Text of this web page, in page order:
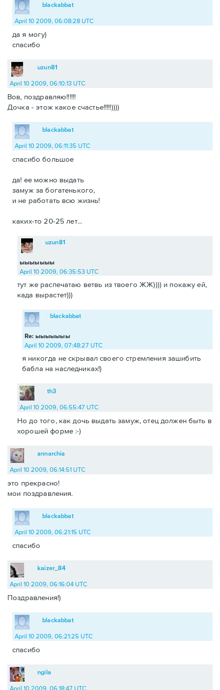
blackabbat
April 10 2009, 06:08:28 UTC
да я могу)
спасибо
uzun81
April 10 2009, 06:10:13 UTC
Вов, поздравляю!!!!!!
Дочка - этож какое счастье!!!!!))))
blackabbat
April 10 2009, 06:11:35 UTC
спасибо большое
да! ее можно выдать
замуж за богатенького,
и не работать всю жизнь!
каких-то 20-25 лет...
ыыыыыыы
uzun81
April 10 2009, 06:35:53 UTC
тут же распечатаю ветвь из твоего ЖЖ)))) и покажу ей,
када вырастет)))
Re: ыыыыыыы
blackabbat
April 10 2009, 07:48:27 UTC
я никогда не скрывал своего стремления зашибить
бабла на наследниках!)
th3
April 10 2009, 06:55:47 UTC
Но до того, как дочь выдать замуж, отец должен быть в
хорошей форме :-)
annarchia
April 10 2009, 06:14:51 UTC
это прекрасно!
мои поздравления.
blackabbat
April 10 2009, 06:21:15 UTC
спасибо
kaizer_84
April 10 2009, 06:16:04 UTC
Поздравления!)
blackabbat
April 10 2009, 06:21:25 UTC
спасибо
ngila
April 10 2009, 06:18:47 UTC